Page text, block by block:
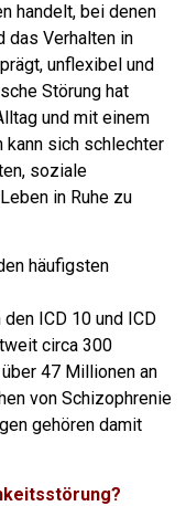
handelt, bei denen
das Verhalten in
unflexibel und
Störung hat
und mit einem
kann sich schlechter
soziale
in Ruhe zu
häufigsten
ICD 10 und ICD
circa 300
47 Millionen an
von Schizophrenie
gehören damit